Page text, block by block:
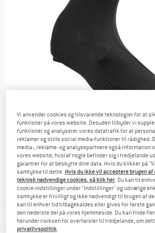
Detaljevisning
Pris:
89,95€ inkl. moms.
KR672,43
Gratis forsendelse(DK)Danmark.
Artiklen er p.t. desværre udsolgt Linket åbnes i
Vi anvender cookies og tilsvarende teknologier for at
funktioner på vores website. Desuden tilbyder vi
funktioner og analyserer vores datatrafik for at
reklamer og stille social media-funktioner til rådighed.
media-, reklame- og analysepartnere også information
vores website, hvoraf nogle befinder sig i tredjelande
garantier for at beskytte dine data. Hvis du klikker på
samtykke til dette. Hvis du ikke vil acceptere brugen
teknisk nødvendige cookies, så klik her . Du kan til
cookie-indstillinger under "Indstillinger" og udvælge
samtykke er frivilligt og ikke nødvendigt til brugen af
kan til enhver tid tilbagekaldes eller gives for første
den nederste del på vores hjemmeside. Du kan finde
herunder risikoen for overførsler til tredjelande, om
privatlivspolitik